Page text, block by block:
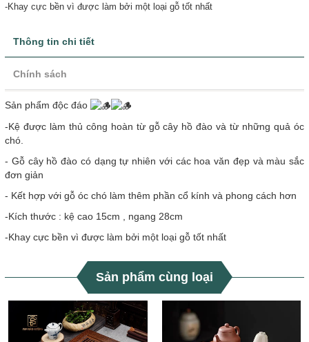
-Khay cực bền vì được làm bởi một loại gỗ tốt nhất
Thông tin chi tiết
Chính sách
Sản phẩm độc đáo
-Kệ được làm thủ công hoàn từ gỗ cây hồ đào và từ những quả óc
chó.
- Gỗ cây hồ đào có dạng tự nhiên với các hoa văn đẹp và màu sắc
đơn giản
- Kết hợp với gỗ óc chó làm thêm phần cổ kính và phong cách hơn
-Kích thước : kệ cao 15cm , ngang 28cm
-Khay cực bền vì được làm bởi một loại gỗ tốt nhất
Sản phẩm cùng loại